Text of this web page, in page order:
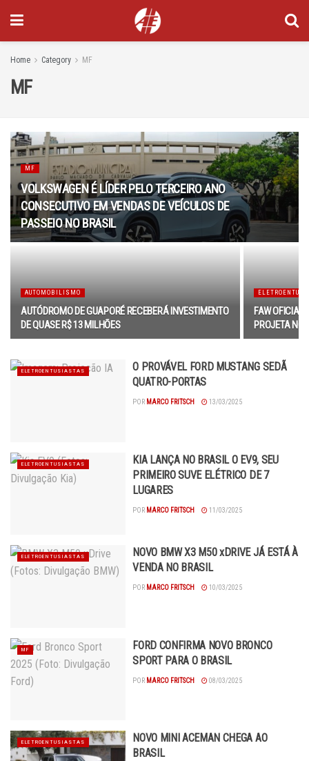
Home Category MF
MF
MF
VOLKSWAGEN É LÍDER PELO TERCEIRO ANO
CONSECUTIVO EM VENDAS DE VEÍCULOS DE
PASSEIO NO BRASIL
AUTOMOBILISMO
AUTÓDROMO DE GUAPORÉ RECEBERÁ INVESTIMENTO
DE QUASE R$ 13 MILHÕES
FAW
PROJETA
ELETROENTUSIASTAS
O PROVÁVEL FORD MUSTANG SEDÃ
QUATRO-PORTAS
POR MARCO FRITSCH 13/03/2025
ELETROENTUSIASTAS
KIA LANÇA NO BRASIL O EV9, SEU
PRIMEIRO SUVE ELÉTRICO DE 7
LUGARES
POR MARCO FRITSCH 11/03/2025
ELETROENTUSIASTAS
NOVO BMW X3 M50 xDRIVE JÁ ESTÁ À
VENDA NO BRASIL
POR MARCO FRITSCH 10/03/2025
MF
FORD CONFIRMA NOVO BRONCO
SPORT PARA O BRASIL
POR MARCO FRITSCH 08/03/2025
ELETROENTUSIASTAS
NOVO MINI ACEMAN CHEGA AO
BRASIL